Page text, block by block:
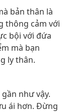
bản thân là
thông cảm với
bội với đứa
mà bạn
ly thân.
như vậy.
ái hơn. Đừng